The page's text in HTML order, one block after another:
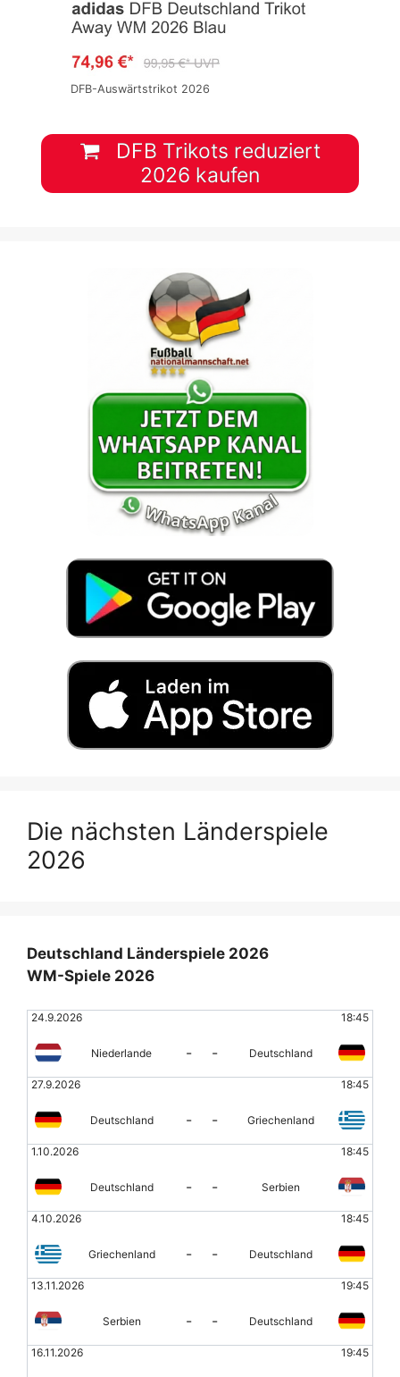
DFB-Auswärtstrikot 2026
DFB Trikots reduziert
2026 kaufen
Die nächsten Länderspiele
2026
Deutschland Länderspiele 2026
WM-Spiele 2026
24.9.2026 18:45
Niederlande - - Deutschland
27.9.2026 18:45
Deutschland - - Griechenland
1.10.2026 18:45
Deutschland - - Serbien
4.10.2026 18:45
Griechenland - - Deutschland
13.11.2026 19:45
Serbien - - Deutschland
16.11.2026 19:45